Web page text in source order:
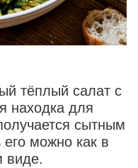
тёплый салат с
находка для
сытным
можно как в
виде.